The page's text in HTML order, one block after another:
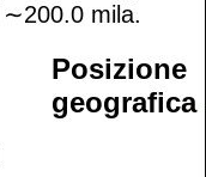
∼200.0 mila.
Posizione
geografica